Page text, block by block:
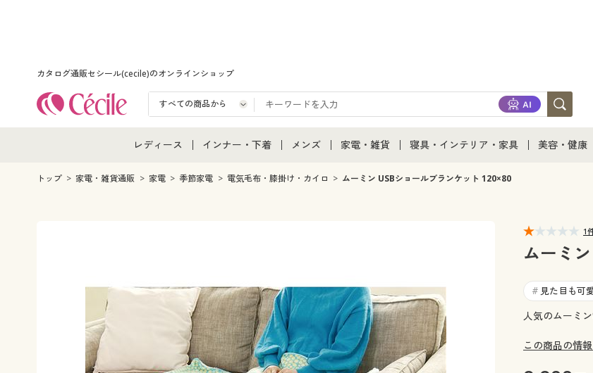
カタログ通販セシール(cecile)のオンラインショップ
レディース
レディース通販すべて
インナー・下着
インナー・下着通販すべて
メンズ
メンズ通販すべて
家電・雑貨
家電・雑貨すべて
寝具・インテリア・家具
寝具・インテリア・家具通販すべて
カーテン・ラグ・ファブリック
美容・健康
トップ 家電・雑貨通販 家電 季節家電 電気毛布・膝掛け・カイロ ムーミン USBショールブランケット 120×80
1
ムーミ
# 見た目も可
人気のムーミ
この商品の情